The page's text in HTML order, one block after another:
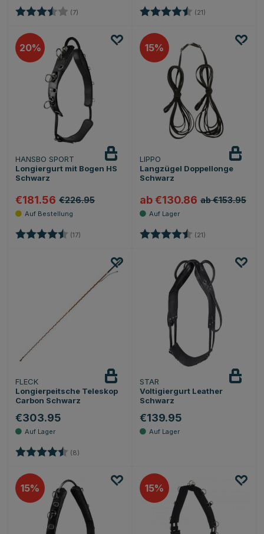
Bewertung: (7) Bewertung: (21)
20
HANSBO SPORT
Longiergurt mit Bogen HS
Schwarz
€181.56 €226.95
Bewertung: (17) 4.6 von 5 Sternen
15
LIPPO
Langzügel Doppellonge
Schwarz
ab €130.86 ab €153.95
Bewertung: (21)
FLECK
Longierpeitsche Teleskop
Carbon Schwarz
€303.95
Bewertung: (8)
STAR
Voltigiergurt Leather
Schwarz
€139.95
15 15